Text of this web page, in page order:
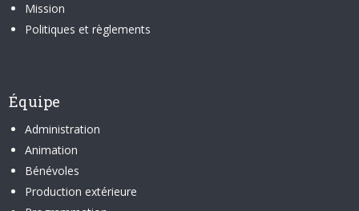
Mission
Politiques et règlements
Équipe
Administration
Animation
Bénévoles
Production extérieure